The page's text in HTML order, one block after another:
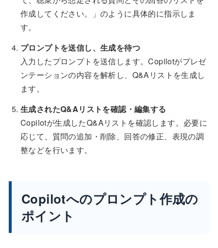
作成してください。」のように具体的に指示しま
す。
プロンプトを送信し、生成を待つ
入力したプロンプトを送信します。Copilotがプレゼ
ンテーションの内容を解析し、Q&Aリストを生成し
ます。
生成されたQ&Aリストを確認・編集する
Copilotが生成したQ&Aリストを確認します。必要に
応じて、質問の追加・削除、回答の修正、表現の調
整などを行います。
Copilotへのプロンプト作成の
ポイント